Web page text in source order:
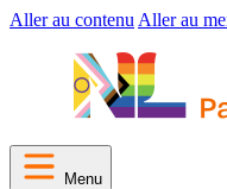
Aller au contenu Aller au
Menu